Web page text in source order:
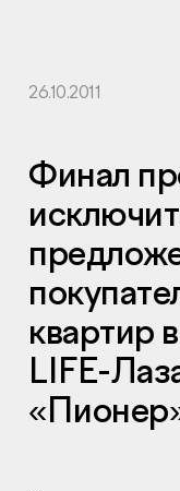
26.10.2011
Финал
квартир
LIFE-